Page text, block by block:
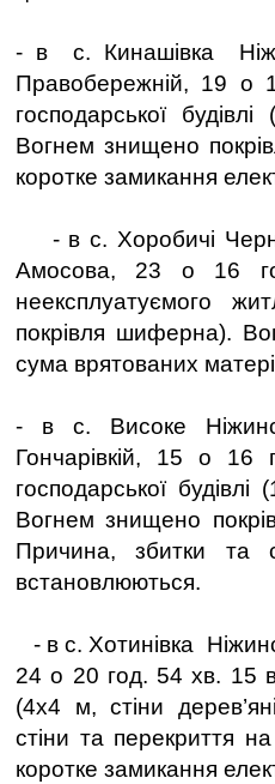
- в с. Кинашівка
Правобережній, 19 о
господарської
Вогнем знищено
коротке замикання
- в с. Хоробичі
Амосова, 23 о 16
неексплуатуємого
покрівля шиферна).
сума врятованих
- в с. Високе
Гончарівкій, 15 о
господарської
Вогнем знищено
Причина, збитки та
встановлюються.
- в с. Хотинівка
24 о 20 год. 54 хв. 15
(4х4 м, стіни
стіни та перекриття
коротке замикання